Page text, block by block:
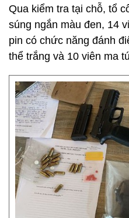
Qua kiểm tra tại chỗ, tổ
súng ngắn màu đen, 14
pin có chức năng đánh
thể trắng và 10 viên ma